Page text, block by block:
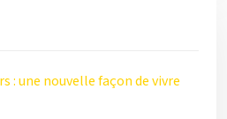
: une nouvelle façon de vivre